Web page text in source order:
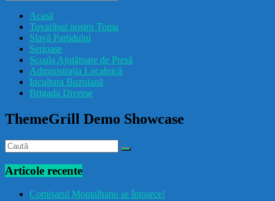
Acasă
Tovarășul nostru Toma
Slavă Partidului
Serioase
Școala Ajutătoare de Presă
Administrația Localnică
Incultura Buzoiană
Brigada Diverse
ThemeGrill Demo Showcase
Articole recente
Comisarul Montalbanu se întoarce!